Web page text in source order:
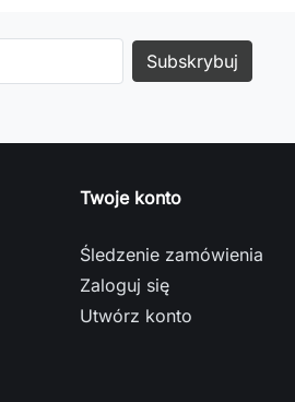
Twoje konto
Śledzenie zamówienia
Zaloguj się
Utwórz konto